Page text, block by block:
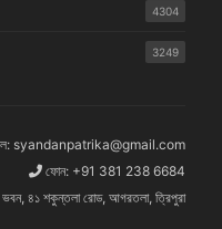
4304
3249
syandanpatrika@gmail.com
ফোন: +91 381 238 6684
ভবন, ৪১ শকুন্তলা রোড, আগরতলা, ত্রিপুরা